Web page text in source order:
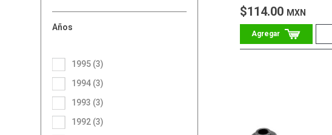
Años
1992 (3)
1993 (3)
1994 (3)
1995 (3)
$114.00 MXN